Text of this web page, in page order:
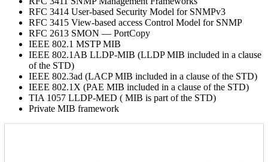
RFC 3414 User-based Security Model for SNMPv3
RFC 3415 View-based access Control Model for SNMP
RFC 2613 SMON — PortCopy
IEEE 802.1 MSTP MIB
IEEE 802.1AB LLDP-MIB (LLDP MIB included in a clause
of the STD)
IEEE 802.3ad (LACP MIB included in a clause of the STD)
IEEE 802.1X (PAE MIB included in a clause of the STD)
TIA 1057 LLDP-MED ( MIB is part of the STD)
Private MIB framework